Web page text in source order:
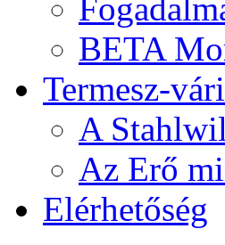
BETA
Termesz-
A
Az Erő
Elérhetőség